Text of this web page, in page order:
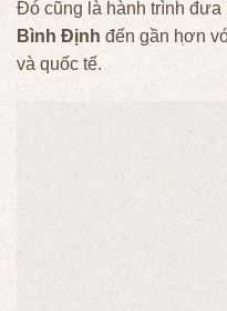
Đó cũng là hành trình
Bình Định đến gần hơn
và quốc tế.